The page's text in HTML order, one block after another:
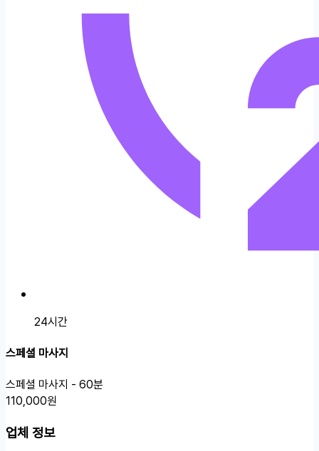
24시간
스페셜 마사지
스페셜 마사지 - 60분
110,000원
업체 정보